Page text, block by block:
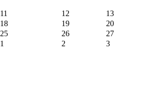
11 12
13
18 19
20
25 26
27
1 2 3